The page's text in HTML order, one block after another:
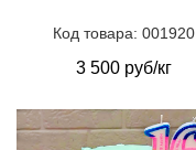
Код товара: 001920
3 500 руб/кг